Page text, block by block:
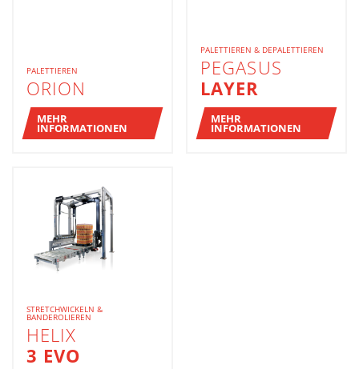
PALETTIEREN
ORION
MEHR
INFORMATIONEN
PALETTIEREN & DEPALETTIEREN
PEGASUS
LAYER
MEHR
INFORMATIONEN
STRETCHWICKELN &
BANDEROLIEREN
HELIX
3 EVO